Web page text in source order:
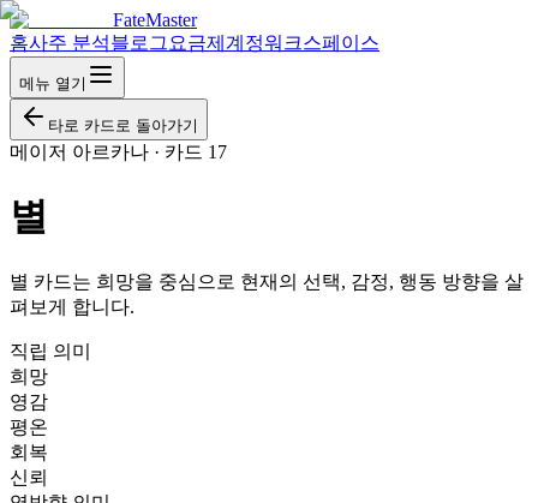
FateMaster
홈사주 분석블로그 요금제 계정워크스페이스
메뉴 열기
타로 카드로 돌아가기
메이저 아르카나 · 카드 17
별
별 카드는 희망을 중심으로 현재의 선택, 감정, 행동 방향을 살
펴보게 합니다.
직립 의미
희망
영감
평온
회복
신뢰